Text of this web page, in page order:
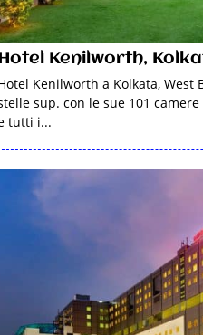
Kenilworth,
Kenilworth a Kolkata, West
sup. con le sue 101
tutti i...